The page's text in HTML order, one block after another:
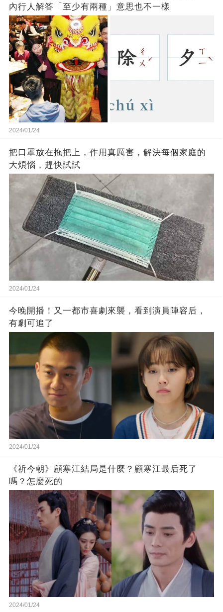
內行人解答「至少有兩種」意思也不一樣
2024/01/24
把口罩放在拖把上，作用真厲害，解決每個家庭的
大煩惱，趕快試試
2024/01/24
今晚開播！又一都市喜劇來襲，看到演員陣容后，
有劇可追了
2024/01/24
《祈今朝》顧寒江結局是什麼？顧寒江最后死了
嗎？怎麼死的
2024/01/24